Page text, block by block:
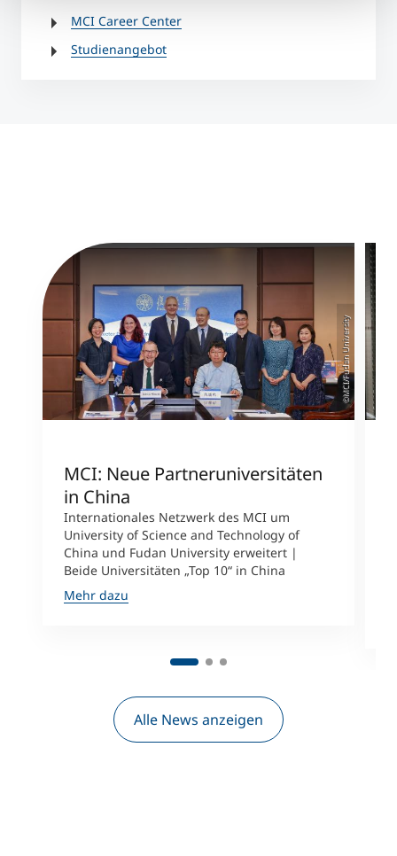
MCI Career Center
Studienangebot
©MCI/Fudan University
MCI: Neue Partneruniversitäten
in China
Internationales Netzwerk des MCI um
University of Science and Technology of
China und Fudan University erweitert |
Beide Universitäten „Top 10“ in China
Mehr dazu
Alle News anzeigen